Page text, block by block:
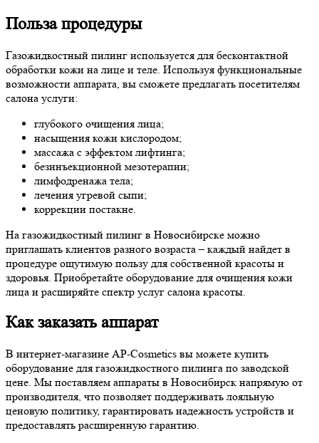
Польза процедуры
Газожидкостный пилинг используется для бесконтактной
обработки кожи на лице и теле. Используя функциональные
возможности аппарата, вы сможете предлагать посетителям
салона услуги:
глубокого очищения лица;
насыщения кожи кислородом;
массажа с эффектом лифтинга;
безинъекционной мезотерапии;
лимфодренажа тела;
лечения угревой сыпи;
коррекции постакне.
На газожидкостный пилинг в Новосибирске можно
приглашать клиентов разного возраста – каждый найдет в
процедуре ощутимую пользу для собственной красоты и
здоровья. Приобретайте оборудование для очищения кожи
лица и расширяйте спектр услуг салона красоты.
Как заказать аппарат
В интернет-магазине AP-Cosmetics вы можете купить
оборудование для газожидкостного пилинга по заводской
цене. Мы поставляем аппараты в Новосибирск напрямую от
производителя, что позволяет поддерживать лояльную
ценовую политику, гарантировать надежность устройств и
предоставлять расширенную гарантию.